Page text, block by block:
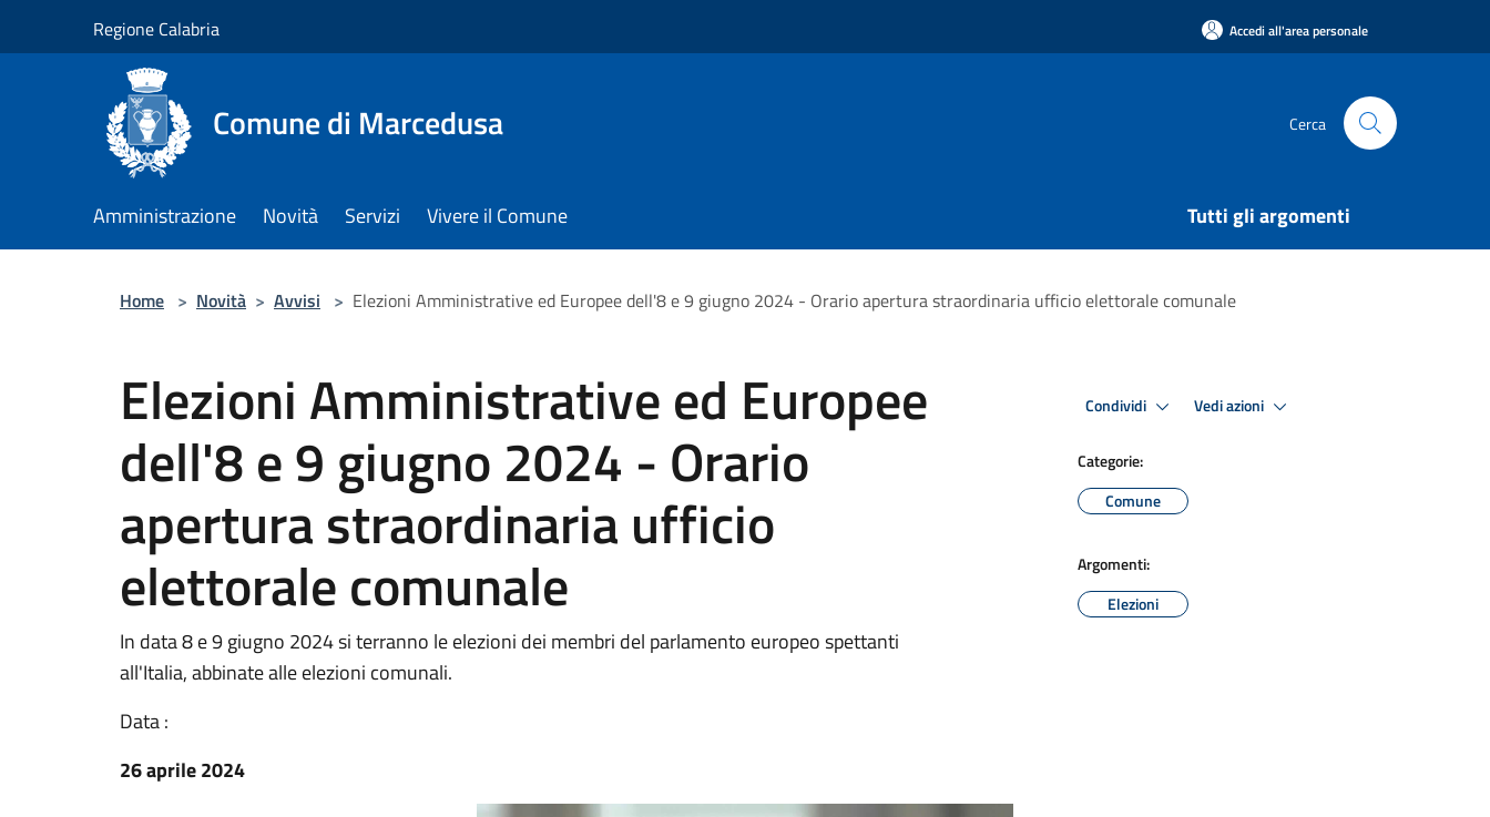
Regione Calabria Accedi all'area personale
Comune di Marcedusa Cerca
Amministrazione Novità Servizi Vivere il Comune Tutti gli argomenti
Home > Novità > Avvisi > Elezioni Amministrative ed Europee dell'8 e 9 giugno 2024 - Orario apertura straordinaria ufficio elettorale comunale
Elezioni Amministrative ed Europee
dell'8 e 9 giugno 2024 - Orario
apertura straordinaria ufficio
elettorale comunale
In data 8 e 9 giugno 2024 si terranno le elezioni dei membri del parlamento europeo spettanti
all'Italia, abbinate alle elezioni comunali.
Data :
26 aprile 2024
Condividi Vedi azioni
Categorie:
Comune
Argomenti:
Elezioni